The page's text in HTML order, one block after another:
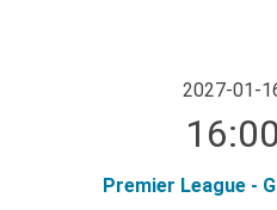
2027-01-
16:00
Premier League -